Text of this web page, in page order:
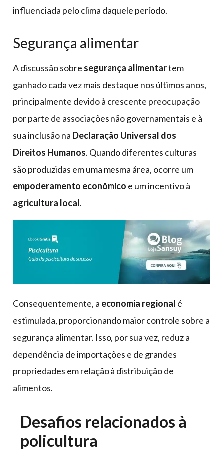
influenciada pelo clima daquele período.
Segurança alimentar
A discussão sobre segurança alimentartem
ganhado cada vez mais destaque nos últimos anos,
principalmente devido à crescente preocupação
por parte de associações não governamentais e à
sua inclusão na Declaração Universal dos
Direitos Humanos. Quando diferentes culturas
são produzidas em uma mesma área, ocorre um
empoderamento econômico e um incentivo à
agricultura local.
Consequentemente, a economia regional é
estimulada, proporcionando maior controle sobre a
segurança alimentar. Isso, por sua vez, reduz a
dependência de importações e de grandes
propriedades em relação à distribuição de
alimentos.
Desafios relacionados à
policultura